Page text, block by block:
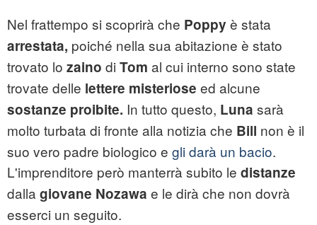
Nel frattempo si scoprirà che Poppy è stata
arrestata, poiché nella sua abitazione è stato
trovato lo zaino di Tom al cui interno sono state
trovate delle lettere misteriose ed alcune
sostanze proibite. In tutto questo, Luna sarà
molto turbata di fronte alla notizia che Bill non è il
suo vero padre biologico e gli darà un bacio.
L'imprenditore però manterrà subito le distanze
dalla giovane Nozawa e le dirà che non dovrà
esserci un seguito.